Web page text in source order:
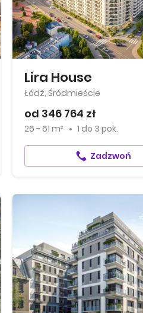
Lira House
Łódź, Śródmieście
od 346 764 zł
26 - 61 m² 1 do 3 pok.
Zadzwoń